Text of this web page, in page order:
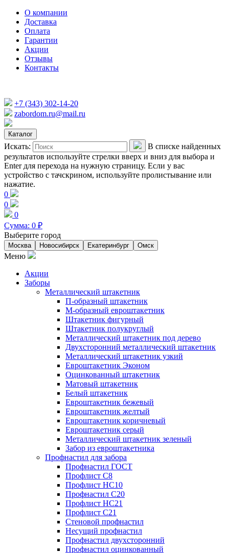
О компании
Доставка
Оплата
Гарантии
Акции
Отзывы
Контакты
+7 (343) 302-14-20
zabordom.ru@mail.ru
Каталог
Искать:
В списке найденных
результатов используйте стрелки вверх и вниз для выбора и
Enter для перехода на нужную страницу. Если у вас
устройство с тачскрином, используйте пролистывание или
нажатие.
0
0
0
Сумма: 0 ₽
Выберите город
Москва Новосибирск Екатеринбург Омск
Меню
Акции
Заборы
Металлический штакетник
П-образный штакетник
М-образный евроштакетник
Штакетник фигурный
Штакетник полукруглый
Металлический штакетник под дерево
Двухсторонний металлический штакетник
Металлический штакетник узкий
Евроштакетник Эконом
Оцинкованный штакетник
Матовый штакетник
Белый штакетник
Евроштакетник бежевый
Евроштакетник желтый
Евроштакетник коричневый
Евроштакетник серый
Металлический штакетник зеленый
Забор из евроштакетника
Профнастил для забора
Профнастил ГОСТ
Профлист С8
Профлист НС10
Профнастил С20
Профлист НС21
Профлист С21
Стеновой профнастил
Несущий профнастил
Профнастил двухсторонний
Профнастил оцинкованный